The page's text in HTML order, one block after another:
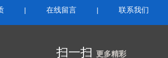
| 在线留言 | 联系我们
扫一扫 更多精彩